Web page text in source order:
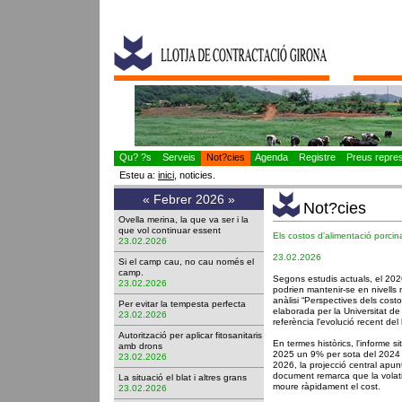
Qu? ?s Serveis Not?cies Agenda Registre
Preus
Esteu a: inici , noticies.
« Febrer 2026 »
Ovella merina, la que va ser i la
que vol continuar essent
23.02.2026
Si el camp cau, no cau només el
camp.
23.02.2026
Per evitar la tempesta perfecta
23.02.2026
Autorització per aplicar fitosanitaris
amb drons
23.02.2026
La situació el blat i altres grans
23.02.2026
Not?cies
Els costos d'alimentació
23.02.2026
Segons estudis actuals, el
podrien mantenir-se en nivells
anàlisi “Perspectives dels
elaborada per la Universitat
referència l'evolució recent
En termes històrics, l'informe
2025 un 9% per sota del
2026, la projecció central
document remarca que la
moure ràpidament el cost.